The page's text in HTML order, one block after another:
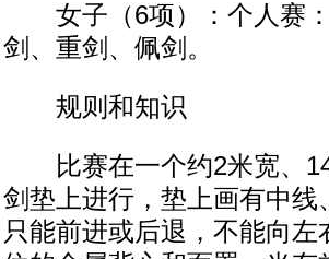
女子（6项）：个人赛：
剑、重剑、佩剑。
规则和知识
比赛在一个约2米宽、14
剑垫上进行，垫上画有中
只能前进或后退，不能向